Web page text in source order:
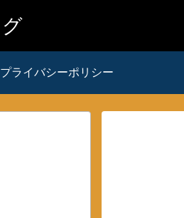
プライバシーポリシー